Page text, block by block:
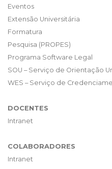
Eventos
Extensão Universitária
Formatura
Pesquisa (PROPES)
Programa Software Legal
SOU – Serviço de Orientação
WES – Serviço de
DOCENTES
Intranet
COLABORADORES
Intranet